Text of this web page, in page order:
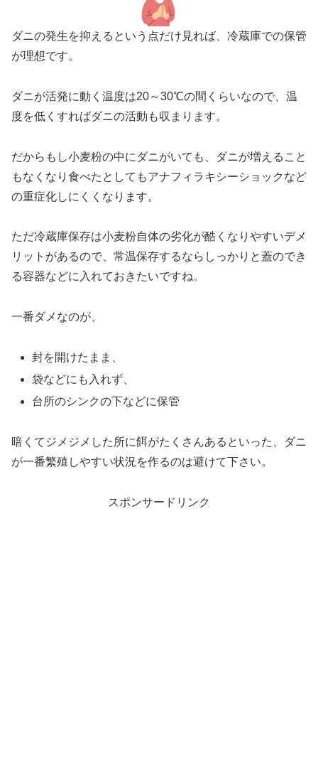
ダニの発生を抑えるという点だけ見れば、冷蔵庫での保管
が理想です。
ダニが活発に動く温度は20～30℃の間くらいなので、温
度を低くすればダニの活動も収まります。
だからもし小麦粉の中にダニがいても、ダニが増えること
もなくなり食べたとしてもアナフィラキシーショックなど
の重症化しにくくなります。
ただ冷蔵庫保存は小麦粉自体の劣化が酷くなりやすいデメ
リットがあるので、常温保存するならしっかりと蓋のでき
る容器などに入れておきたいですね。
一番ダメなのが、
封を開けたまま、
袋などにも入れず、
台所のシンクの下などに保管
暗くてジメジメした所に餌がたくさんあるといった、ダニ
が一番繁殖しやすい状況を作るのは避けて下さい。
スポンサードリンク